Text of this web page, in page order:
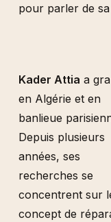
pour parler de
Kader Attia a
en Algérie et en
banlieue
Depuis plusieurs
années, ses
recherches se
concentrent sur
concept de